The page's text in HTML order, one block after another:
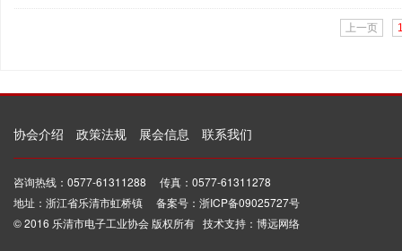
上一页
协会介绍 政策法规 展会信息 联系我们
咨询热线：0577-61311288 传真：0577-61311278
地址：浙江省乐清市虹桥镇 备案号：浙ICP备09025727号
© 2016 乐清市电子工业协会 版权所有 技术支持：博远网络